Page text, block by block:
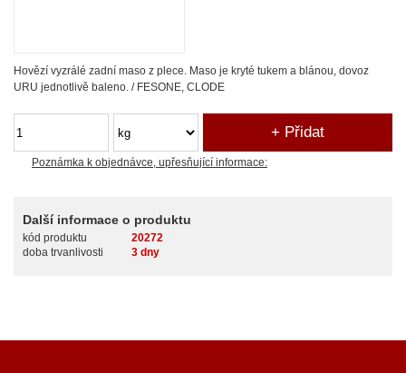
Hovězí vyzrálé zadní maso z plece. Maso je kryté tukem a blánou, dovoz
URU jednotlivě baleno. / FESONE, CLODE
Poznámka k objednávce, upřesňující informace:
Další informace o produktu
kód produktu
20272
doba trvanlivosti
3 dny